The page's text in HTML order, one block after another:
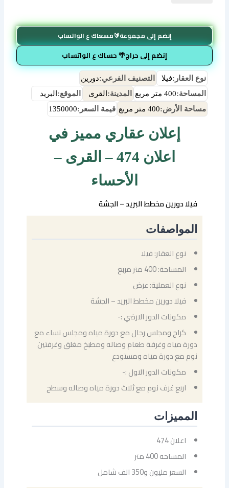
إنضم إلى مجموعة🔰مسعاك ع الواتساب
إنضم إلى حراج🌴 حساك ع الواتساب
نوع العقار:فيلا التصنيف الفرعي:دورين
المساحة:400 متر مربع المدينة: القرى الموقع: البريد
مساحة الأرض:400 متر مربع قيمة السعر:1350000
إعلان عقاري مميز في
اعلان 474 – القرى –
الأحساء
فيلا دورين مخطط البريد – الجشة
المواصفات
نوع العقار: فيلا
المساحة: 400 متر مربع
نوع العملية: عرض
فيلا دورين مخطط البريد – الجشة
مكونات الدور الارضي :-
كراج ومجلس رجال مع دورة مياه ومجلس نساء مع
دورة مياه وغرفة طعام وصاله ومطبخ مغلق وغرفتين
نوم مع دورة مياه ومستودع
مكونات الدور الاول :-
اربع غرف نوم مع ثلاث دورة مياه وصاله وسطح
المميزات
اعلان 474
المساحه 400 متر
السعر مليون و350 الف شامل